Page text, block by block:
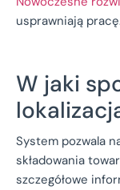
usprawniają
W jaki
System pozwala
składowania
szczegółowe